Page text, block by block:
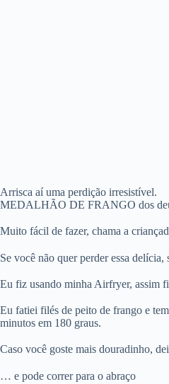
Arrisca aí uma perdição
MEDALHÃO DE FRANGO dos
Muito fácil de fazer, chama a
Se você não quer perder essa
Eu fiz usando minha Airfryer, assim
Eu fatiei filés de peito de frango e
minutos em 180 graus.
Caso você goste mais douradinho,
… e pode correr para o abraço